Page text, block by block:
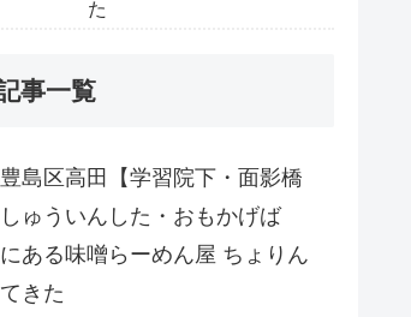
た
事一覧
島区高田【学習院下・面影橋
しゅういんした・おもかげば
ある味噌らーめん屋 ちょりん
きた